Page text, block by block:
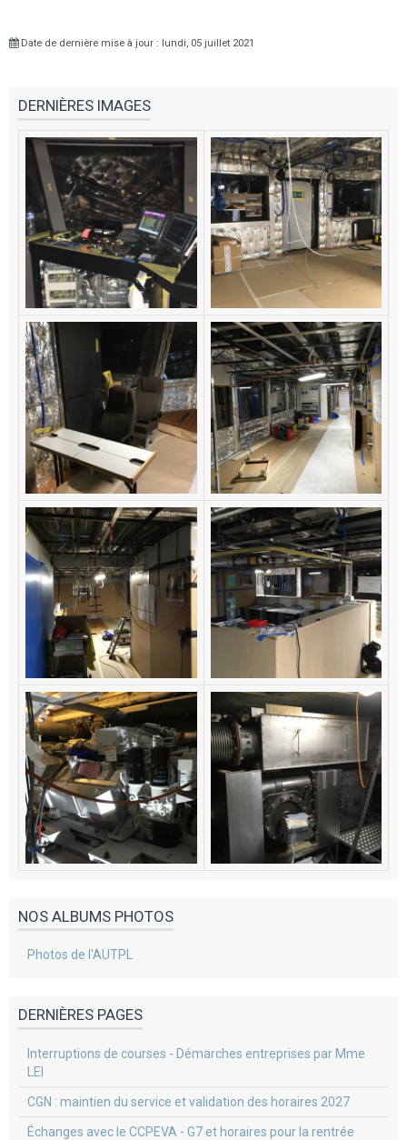
Date de dernière mise à jour : lundi, 05 juillet 2021
DERNIÈRES IMAGES
NOS ALBUMS PHOTOS
Photos de l'AUTPL
DERNIÈRES PAGES
Interruptions de courses - Démarches entreprises par Mme
LEI
CGN : maintien du service et validation des horaires 2027
Échanges avec le CCPEVA - G7 et horaires pour la rentrée